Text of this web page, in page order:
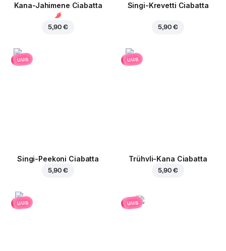
Kana-Jahimene Ciabatta
5,90 €
Singi-Krevetti Ciabatta
5,90 €
uus
Singi-Peekoni Ciabatta
5,90 €
uus
Trühvli-Kana Ciabatta
5,90 €
uus uus